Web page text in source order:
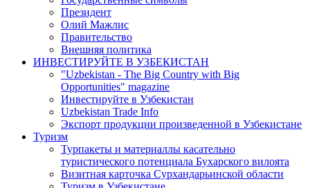
Президент
Олий Мажлис
Правительство
Внешняя политика
ИНВЕСТИРУЙТЕ В УЗБЕКИСТАН
"Uzbekistan - The Big Country with Big
Opportunities" magazine
Инвестируйте в Узбекистан
Uzbekistan Trade Info
Экспорт продукции произведенной в Узбекистане
Туризм
Турпакеты и материаллы касательно
туристического потенциала Бухарского вилоята
Визитная карточка Сурхандарьинской области